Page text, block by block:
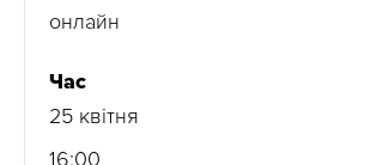
онлайн
Час
25 квітня
16:00